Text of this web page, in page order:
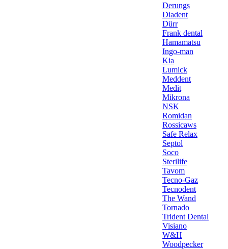
Derungs
Diadent
Dürr
Frank dental
Hamamatsu
Ingo-man
Kia
Lumick
Meddent
Medit
Mikrona
NSK
Romidan
Rossicaws
Safe Relax
Septol
Soco
Sterilife
Tavom
Tecno-Gaz
Tecnodent
The Wand
Tornado
Trident Dental
Visiano
W&H
Woodpecker